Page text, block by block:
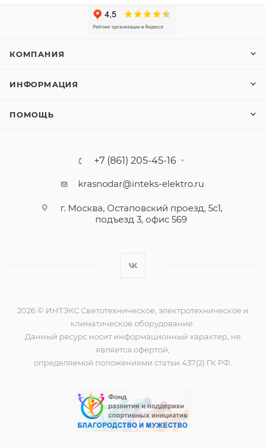
КОМПАНИЯ
ИНФОРМАЦИЯ
ПОМОЩЬ
+7 (861) 205-45-16
krasnodar@inteks-elektro.ru
г. Москва, Остаповский проезд, 5с1,
подъезд 3, офис 569
2026 © ИНТЭКС Светотехническое, электротехническое и
климатическое оборудование.
Данный ресурс носит информационный характер, не
является офертой,
определяемой положениями статьи 437(2) ГК РФ.